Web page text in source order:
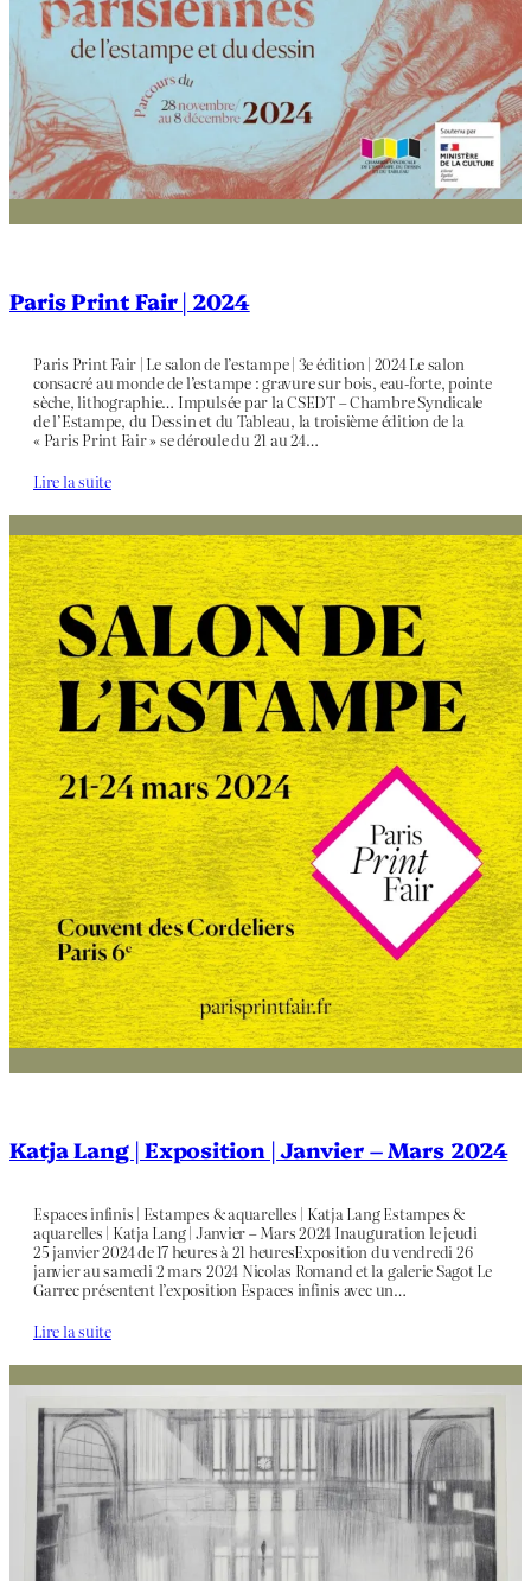
Paris Print Fair | 2024
Paris Print Fair | Le salon de l’estampe | 3e édition | 2024 Le salon
consacré au monde de l’estampe : gravure sur bois, eau-forte, pointe
sèche, lithographie… Impulsée par la CSEDT – Chambre Syndicale
de l’Estampe, du Dessin et du Tableau, la troisième édition de la
« Paris Print Fair » se déroule du 21 au 24…
Lire la suite
Katja Lang | Exposition | Janvier – Mars 2024
Espaces infinis | Estampes & aquarelles | Katja Lang Estampes &
aquarelles | Katja Lang | Janvier – Mars 2024 Inauguration le jeudi
25 janvier 2024 de 17 heures à 21 heuresExposition du vendredi 26
janvier au samedi 2 mars 2024 Nicolas Romand et la galerie Sagot Le
Garrec présentent l’exposition Espaces infinis avec un…
Lire la suite